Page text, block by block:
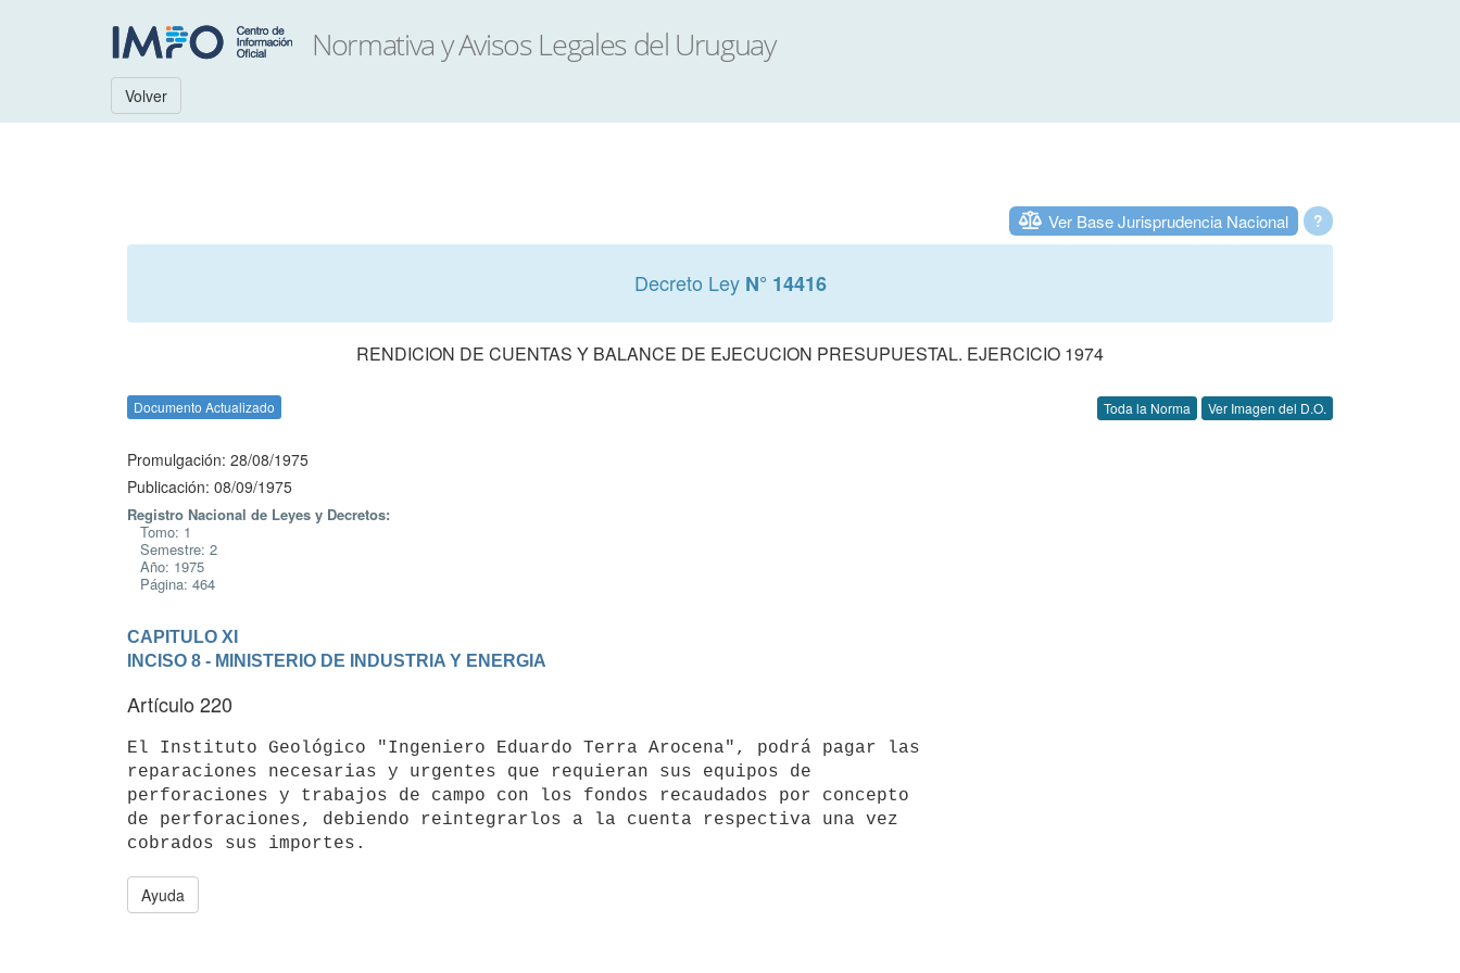
Volver
?
Ver Base Jurisprudencia Nacional
Decreto Ley N° 14416
RENDICION DE CUENTAS Y BALANCE DE EJECUCION PRESUPUESTAL. EJERCICIO 1974
Documento Actualizado Toda la Norma Ver Imagen del D.O.
Promulgación: 28/08/1975
Publicación: 08/09/1975
Registro Nacional de Leyes y Decretos:
Tomo: 1
Semestre: 2
Año: 1975
Página: 464
CAPITULO XI
INCISO 8 - MINISTERIO DE INDUSTRIA Y ENERGIA
Artículo 220
El Instituto Geológico "Ingeniero Eduardo Terra Arocena", podrá pagar las
reparaciones necesarias y urgentes que requieran sus equipos de
perforaciones y trabajos de campo con los fondos recaudados por concepto
de perforaciones, debiendo reintegrarlos a la cuenta respectiva una vez
Ayuda